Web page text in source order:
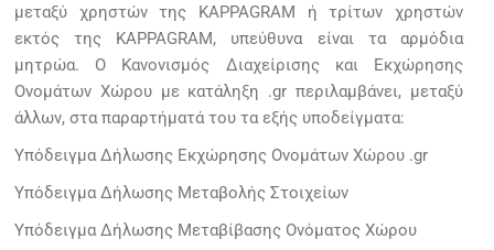
μεταξύ χρηστών της KAPPAGRAM ή τρίτων χρηστών
εκτός της KAPPAGRAM, υπεύθυνα είναι τα αρμόδια
μητρώα. Ο Κανονισμός Διαχείρισης και Εκχώρησης
Ονομάτων Χώρου με κατάληξη .gr περιλαμβάνει, μεταξύ
άλλων, στα παραρτήματά του τα εξής υποδείγματα:
Υπόδειγμα Δήλωσης Εκχώρησης Ονομάτων Χώρου .gr
Υπόδειγμα Δήλωσης Μεταβολής Στοιχείων
Υπόδειγμα Δήλωσης Μεταβίβασης Ονόματος Χώρου